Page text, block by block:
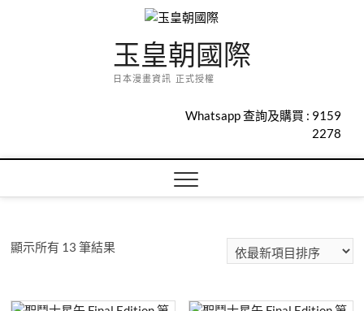
玉皇朝國際
日本漫畫資訊 正式授權
Whatsapp 查詢及購買 : 9159
2278
顯示所有 13 筆結果
項